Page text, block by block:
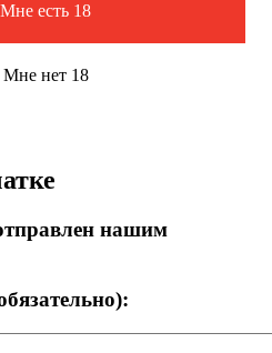
Мне есть 18
Мне нет 18
нашим